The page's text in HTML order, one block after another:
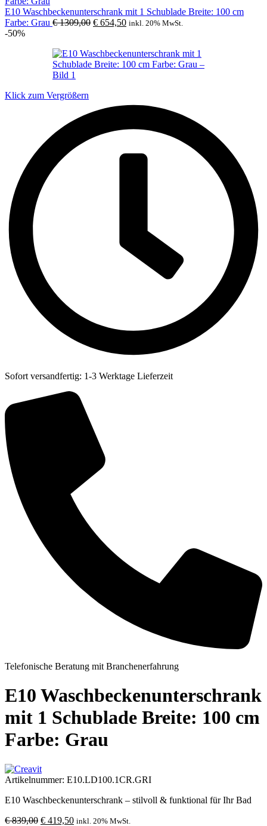
E10 Waschbeckenunterschrank mit 1 Schublade Breite: 100 cm
Farbe: Grau €1309,00 Ursprünglicher
€ 1309,00
€ 654,50Aktueller
€ 654,50.
inkl. 20% MwSt.
-50%
Klick zum Vergrößern
Sofort versandfertig: 1-3 Werktage Lieferzeit
Telefonische Beratung mit Branchenerfahrung
E10 Waschbeckenunterschrank
mit 1 Schublade Breite: 100 cm
Farbe: Grau
Artikelnummer: E10.LD100.1CR.GRI
E10 Waschbeckenunterschrank – stilvoll & funktional für Ihr Bad
€839,00 Ursprünglicher
€ 419,50Aktueller
inkl. 20% MwSt.